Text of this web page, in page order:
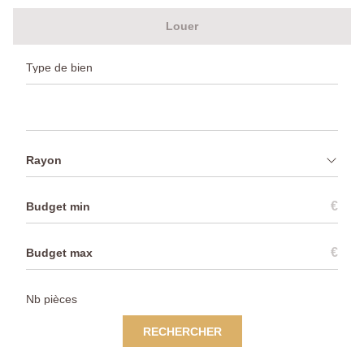
Louer
Rayon
€
€
RECHERCHER